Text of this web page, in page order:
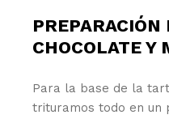
PREPARACIÓN
CHOCOLATE Y
Para la base de la
trituramos todo en un